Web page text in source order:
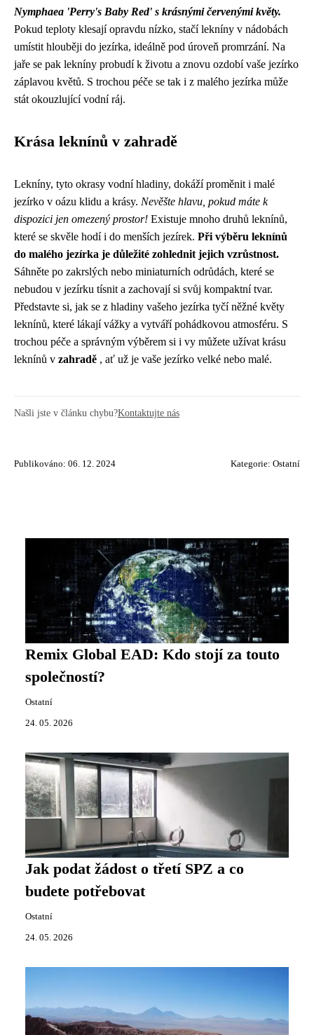
Nymphaea 'Perry's Baby Red' s krásnými červenými květy.
Pokud teploty klesají opravdu nízko, stačí lekníny v nádobách
umístit hlouběji do jezírka, ideálně pod úroveň promrzání. Na
jaře se pak lekníny probudí k životu a znovu ozdobí vaše jezírko
záplavou květů. S trochou péče se tak i z malého jezírka může
stát okouzlující vodní ráj.
Krása leknínů v zahradě
Lekníny, tyto okrasy vodní hladiny, dokáží proměnit i malé
jezírko v oázu klidu a krásy. Nevěšte hlavu, pokud máte k
dispozici jen omezený prostor! Existuje mnoho druhů leknínů,
které se skvěle hodí i do menších jezírek. Při výběru leknínů
do malého jezírka je důležité zohlednit jejich vzrůstnost.
Sáhněte po zakrslých nebo miniaturních odrůdách, které se
nebudou v jezírku tísnit a zachovají si svůj kompaktní tvar.
Představte si, jak se z hladiny vašeho jezírka tyčí něžné květy
leknínů, které lákají vážky a vytváří pohádkovou atmosféru. S
trochou péče a správným výběrem si i vy můžete užívat krásu
leknínů v zahradě , ať už je vaše jezírko velké nebo malé.
Našli jste v článku chybu?Kontaktujte nás
Publikováno: 06. 12. 2024 Kategorie: Ostatní
Remix Global EAD: Kdo stojí za touto
společností?
Ostatní
24. 05. 2026
Jak podat žádost o třetí SPZ a co
budete potřebovat
Ostatní
24. 05. 2026